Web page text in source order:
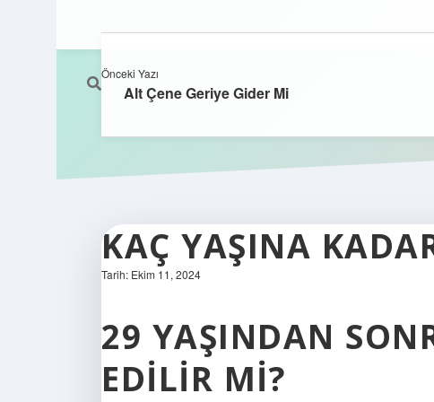
KAÇ YAŞINA
Tarih: Ekim 11, 2024
29 YAŞINDAN
EDILIR MI?
Önceki Yazı
Alt Çene Geriye Gider Mi